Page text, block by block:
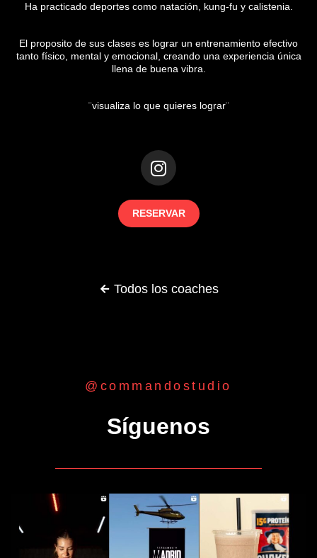
Ha practicado deportes como natación, kung-fu y calistenia.
El proposito de sus clases es lograr un entrenamiento efectivo
tanto físico, mental y emocional, creando una experiencia única
llena de buena vibra.
¨visualiza lo que quieres lograr¨
RESERVAR
Todos los coaches
@commandostudio
Síguenos